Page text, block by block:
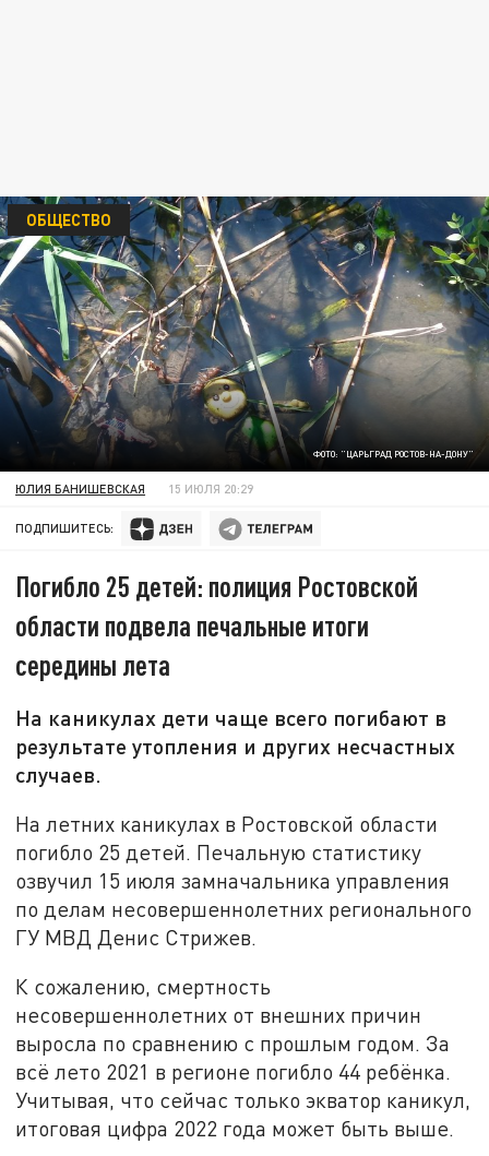
ФОТО: "ЦАРЬГРАД РОСТОВ-НА-ДОНУ"
ОБЩЕСТВО
ЮЛИЯ БАНИШЕВСКАЯ 15 ИЮЛЯ 20:29
ПОДПИШИТЕСЬ:
Погибло 25 детей: полиция Ростовской
области подвела печальные итоги
середины лета
На каникулах дети чаще всего погибают в
результате утопления и других несчастных
случаев.
На летних каникулах в Ростовской области
погибло 25 детей. Печальную статистику
озвучил 15 июля замначальника управления
по делам несовершеннолетних регионального
ГУ МВД Денис Стрижев.
К сожалению, смертность
несовершеннолетних от внешних причин
выросла по сравнению с прошлым годом. За
всё лето 2021 в регионе погибло 44 ребёнка.
Учитывая, что сейчас только экватор каникул,
итоговая цифра 2022 года может быть выше.